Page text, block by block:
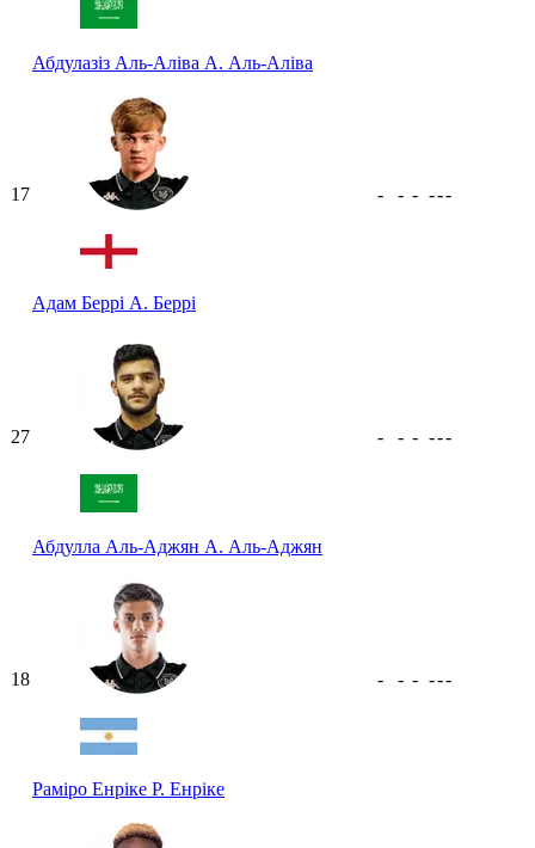
Абдулазіз Аль-Аліва А. Аль-Аліва
17
Адам Беррі А. Беррі
- - - ---
27
Абдулла Аль-Аджян А. Аль-Аджян
- - - ---
18
Раміро Енріке Р. Енріке
- - - ---